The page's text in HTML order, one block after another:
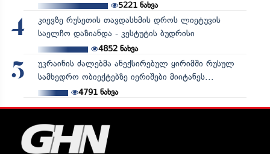
5221ნახვა
4
კიევზე რუსეთის თავდასხმის დროს ლიეტუვის
საელჩო დაზიანდა - კესტუტის ბუდრისი
4852ნახვა
5
უკრაინის ძალებმა ანექსირებულ ყირიმში რუსულ
სამხედრო ობიექტებზე იერიშები მიიტანეს...
4791ნახვა